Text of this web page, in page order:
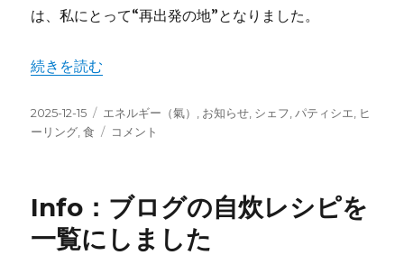
は、私にとって“再出発の地”となりました。
“True-Story：東伊豆リトリートで見つけた「広く浅く
続きを読む
投
稿
2025-12-15
カ
テ
エネルギー（氣） お知らせ シェフ パティシエ
ヒ
ーリング ,食
True-
豆
リ
ト
コメント
Info：ブログの自炊レシピを
一覧にしました